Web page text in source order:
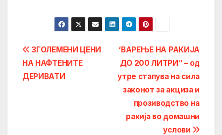
Post
navigation
‘ВАРЕЊЕ НА РАКИЈА
ДО 200 ЛИТРИ“ – од
утре стапува на сила
законот за акциза и
прозиводство на
ракија во домашни
услови
ЗГОЛЕМЕНИ ЦЕНИ
НА НАФТЕНИТЕ
ДЕРИВАТИ